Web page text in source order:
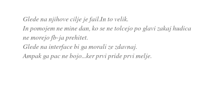
Glede na njihove cilje je fail.In to velik.
In pomojem ne mine dan, ko se ne tolcejo po glavi zakaj hudica
ne morejo fb-ja prehitet.
Glede na interface bi ga morali ze zdavnaj.
Ampak ga pac ne bojo...ker prvi pride prvi melje.